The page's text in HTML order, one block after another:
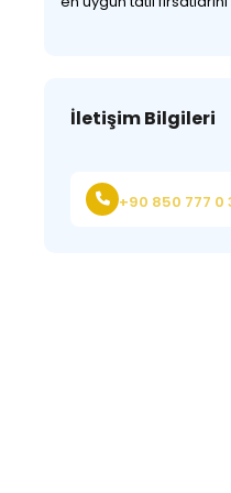
İletişim Bilgileri
+90 850 777 0